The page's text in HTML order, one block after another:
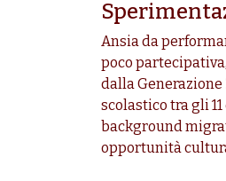
Ansia da
poco
dalla
scolastico tra gli
background
opportunità